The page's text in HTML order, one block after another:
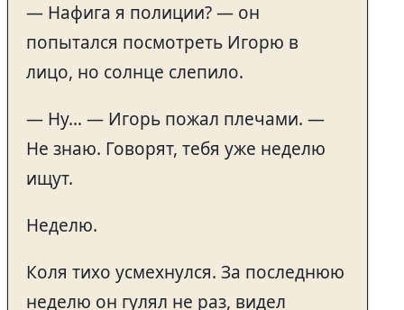
— Нафига я полиции? — он
попытался посмотреть Игорю в
лицо, но солнце слепило.
— Ну… — Игорь пожал плечами. —
Не знаю. Говорят, тебя уже неделю
ищут.
Неделю.
Коля тихо усмехнулся. За последнюю
неделю он гулял не раз, видел